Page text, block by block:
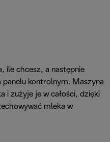
ile chcesz, a następnie
kontrolnym. Maszyna
i zużyje je w całości, dzięki
mleka w